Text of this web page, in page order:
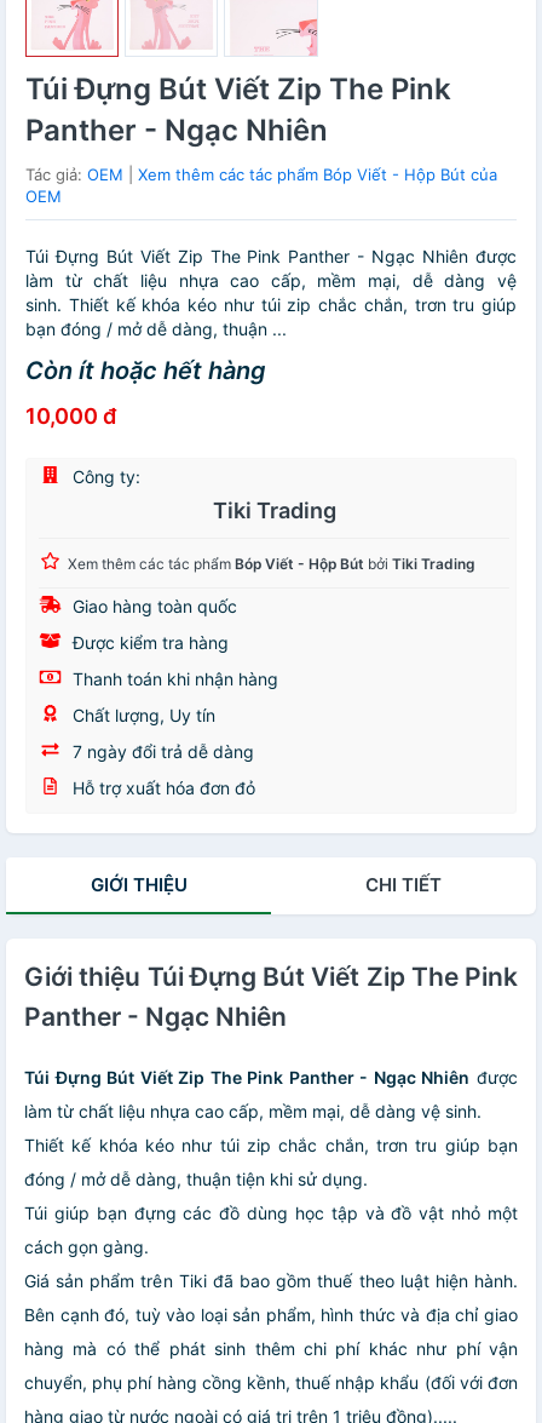
Túi Đựng Bút Viết Zip The Pink
Panther - Ngạc Nhiên
Tác giả: OEM
Xem thêm các tác phẩm Bóp Viết - Hộp Bút của
OEM
Túi Đựng Bút Viết Zip The Pink Panther - Ngạc Nhiên được
làm từ chất liệu nhựa cao cấp, mềm mại, dễ dàng vệ
sinh. Thiết kế khóa kéo như túi zip chắc chắn, trơn tru giúp
bạn đóng / mở dễ dàng, thuận ...
Còn ít hoặc hết hàng
10,000 đ
Công ty:
Tiki Trading
Xem thêm các tác phẩm Bóp Viết - Hộp Bút bởi Tiki Trading
Giao hàng toàn quốc
Được kiểm tra hàng
Thanh toán khi nhận hàng
Chất lượng, Uy tín
7 ngày đổi trả dễ dàng
Hỗ trợ xuất hóa đơn đỏ
GIỚI THIỆU CHI TIẾT
Giới thiệu Túi Đựng Bút Viết Zip The Pink
Panther - Ngạc Nhiên
Túi Đựng Bút Viết Zip The Pink Panther - Ngạc Nhiên được
làm từ chất liệu nhựa cao cấp, mềm mại, dễ dàng vệ sinh.
Thiết kế khóa kéo như túi zip chắc chắn, trơn tru giúp bạn
đóng / mở dễ dàng, thuận tiện khi sử dụng.
Túi giúp bạn đựng các đồ dùng học tập và đồ vật nhỏ một
cách gọn gàng.
Giá sản phẩm trên Tiki đã bao gồm thuế theo luật hiện hành.
Bên cạnh đó, tuỳ vào loại sản phẩm, hình thức và địa chỉ giao
hàng mà có thể phát sinh thêm chi phí khác như phí vận
chuyển, phụ phí hàng cồng kềnh, thuế nhập khẩu (đối với đơn
hàng giao từ nước ngoài có giá trị trên 1 triệu đồng).....